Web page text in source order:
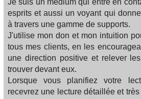
Je suis un médium qui entre en
esprits et aussi un voyant qui
à travers une gamme de supports.
J'utilise mon don et mon intuition
tous mes clients, en les
une direction positive et relever
trouver devant eux.
Lorsque vous planifiez votre
recevrez une lecture détaillée et